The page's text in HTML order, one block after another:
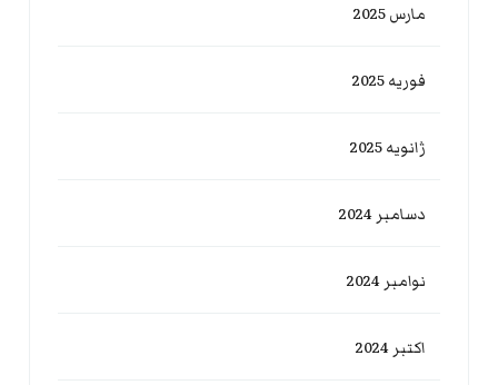
مارس 2025
فوریه 2025
ژانویه 2025
دسامبر 2024
نوامبر 2024
اکتبر 2024